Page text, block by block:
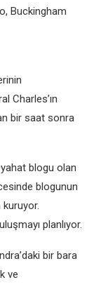
Buckingham
Charles’ın
bir saat sonra
blogu olan
blogunun
kuruyor.
planlıyor.
bir bara
ve